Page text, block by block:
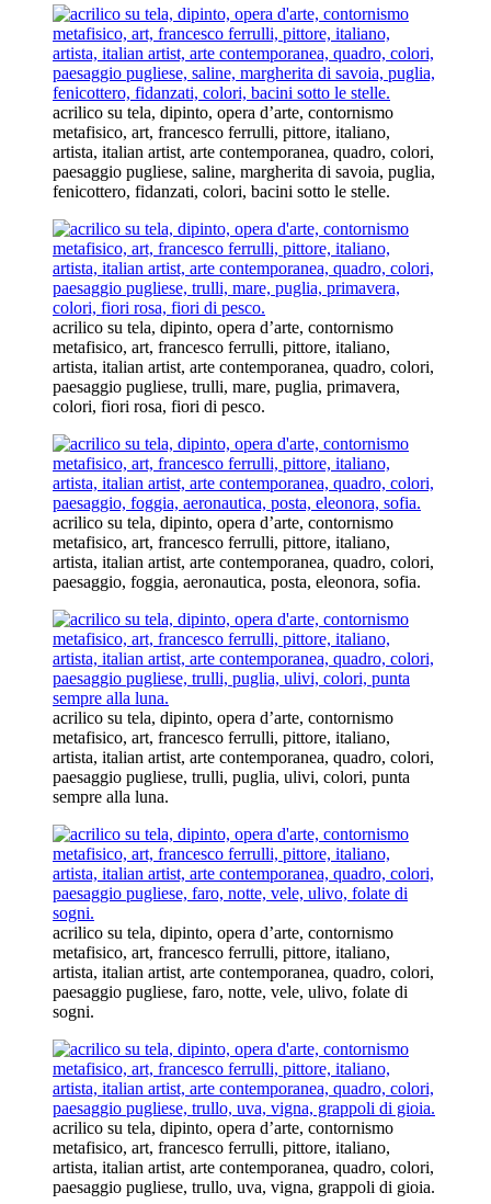
acrilico su tela, dipinto, opera d’arte, contornismo
metafisico, art, francesco ferrulli, pittore, italiano,
artista, italian artist, arte contemporanea, quadro, colori,
paesaggio pugliese, saline, margherita di savoia, puglia,
fenicottero, fidanzati, colori, bacini sotto le stelle.
acrilico su tela, dipinto, opera d’arte, contornismo
metafisico, art, francesco ferrulli, pittore, italiano,
artista, italian artist, arte contemporanea, quadro, colori,
paesaggio pugliese, trulli, mare, puglia, primavera,
colori, fiori rosa, fiori di pesco.
acrilico su tela, dipinto, opera d’arte, contornismo
metafisico, art, francesco ferrulli, pittore, italiano,
artista, italian artist, arte contemporanea, quadro, colori,
paesaggio, foggia, aeronautica, posta, eleonora, sofia.
acrilico su tela, dipinto, opera d’arte, contornismo
metafisico, art, francesco ferrulli, pittore, italiano,
artista, italian artist, arte contemporanea, quadro, colori,
paesaggio pugliese, trulli, puglia, ulivi, colori, punta
sempre alla luna.
acrilico su tela, dipinto, opera d’arte, contornismo
metafisico, art, francesco ferrulli, pittore, italiano,
artista, italian artist, arte contemporanea, quadro, colori,
paesaggio pugliese, faro, notte, vele, ulivo, folate di
sogni.
acrilico su tela, dipinto, opera d’arte, contornismo
metafisico, art, francesco ferrulli, pittore, italiano,
artista, italian artist, arte contemporanea, quadro, colori,
paesaggio pugliese, trullo, uva, vigna, grappoli di gioia.